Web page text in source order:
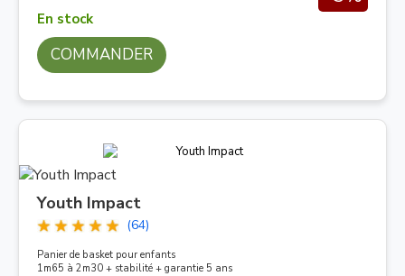
En stock
COMMANDER
Youth Impact
(64)
Panier de basket pour enfants
1m65 à 2m30 + stabilité + garantie 5 ans